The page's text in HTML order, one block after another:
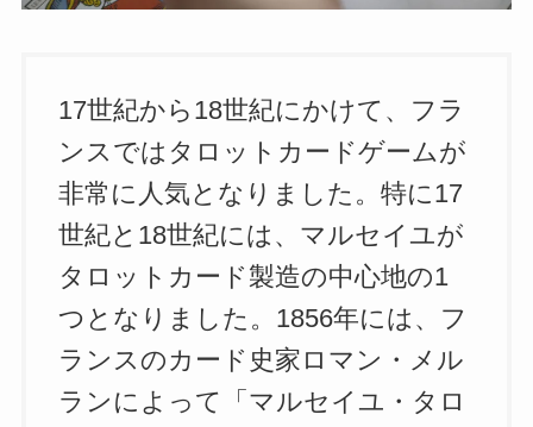
17世紀から18世紀にかけて、フラ
ンスではタロットカードゲームが
非常に人気となりました。特に17
世紀と18世紀には、マルセイユが
タロットカード製造の中心地の1
つとなりました。1856年には、フ
ランスのカード史家ロマン・メル
ランによって「マルセイユ・タロ